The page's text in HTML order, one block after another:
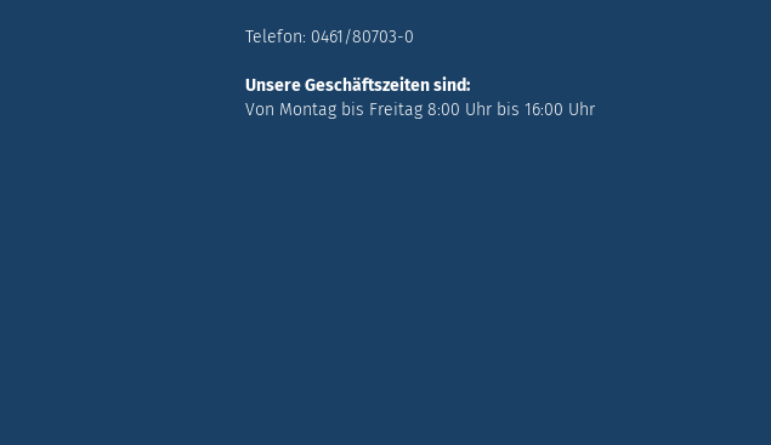
Telefon: 0461/80703-0
Unsere Geschäftszeiten sind:
Von Montag bis Freitag 8:00 Uhr bis 16:00 Uhr